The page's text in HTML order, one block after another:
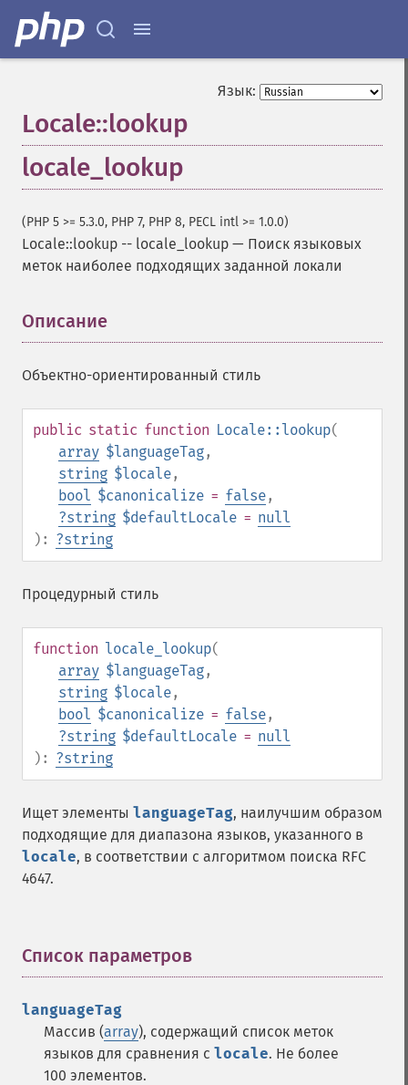
Язык:
Locale::lookup
locale_lookup
(PHP 5 >= 5.3.0, PHP 7, PHP 8, PECL intl >= 1.0.0)
Locale::lookup -- locale_lookup — Поиск языковых
меток наиболее подходящих заданной локали
Описание
Объектно-ориентированный стиль
public static function Locale::lookup(
array $languageTag,
string $locale,
bool $canonicalize = false,
?string $defaultLocale = null
): ?string
Процедурный стиль
function locale_lookup(
array $languageTag,
string $locale,
bool $canonicalize = false,
?string $defaultLocale = null
): ?string
Ищет элементы languageTag, наилучшим образом
подходящие для диапазона языков, указанного в
locale, в соответствии с алгоритмом поиска RFC
4647.
Список параметров
languageTag
Массив (array), содержащий список меток
языков для сравнения с locale. Не более
100 элементов.